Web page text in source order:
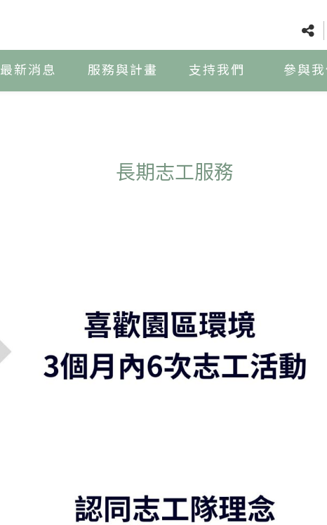
最新消息 服務與計畫 支持我們 參與
長期志工服務